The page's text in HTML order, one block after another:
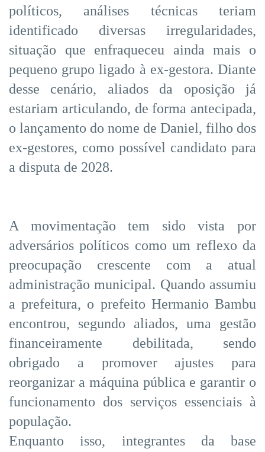
políticos, análises técnicas teriam
identificado diversas irregularidades,
situação que enfraqueceu ainda mais o
pequeno grupo ligado à ex-gestora. Diante
desse cenário, aliados da oposição já
estariam articulando, de forma antecipada,
o lançamento do nome de Daniel, filho dos
ex-gestores, como possível candidato para
a disputa de 2028.
A movimentação tem sido vista por
adversários políticos como um reflexo da
preocupação crescente com a atual
administração municipal. Quando assumiu
a prefeitura, o prefeito Hermanio Bambu
encontrou, segundo aliados, uma gestão
financeiramente debilitada, sendo
obrigado a promover ajustes para
reorganizar a máquina pública e garantir o
funcionamento dos serviços essenciais à
população.
Enquanto isso, integrantes da base